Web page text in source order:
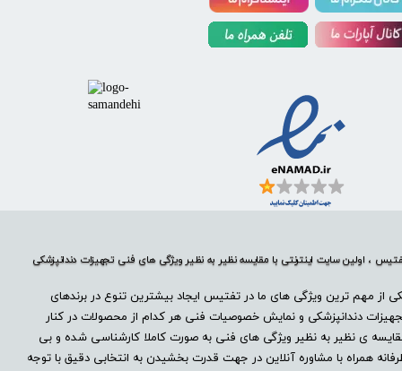
، اولین سایت اینترنتی با مقایسه نظیر به نظیر ویژگی های فنی تجهیزات دندانپزشکی
از مهم ترین ویژگی های ما در تفتیس ایجاد بیشترین تنوع در برندهای
دندانپزشکی و نمایش خصوصیات فنی هر کدام از محصولات در کنار
ی نظیر به نظیر ویژگی های فنی به صورت کاملا کارشناسی شده و بی
همراه با مشاوره آنلاین در جهت قدرت بخشیدن به انتخابی دقیق با توجه